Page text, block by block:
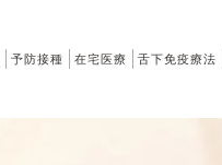
予防接種 在宅医療 舌下免疫療法